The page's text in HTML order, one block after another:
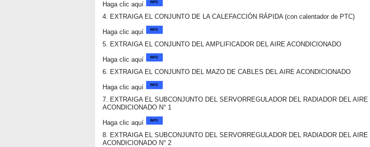
Haga clic aquí
4. EXTRAIGA EL CONJUNTO DE LA CALEFACCIÓN RÁPIDA (con calentador de PTC)
Haga clic aquí
5. EXTRAIGA EL CONJUNTO DEL AMPLIFICADOR DEL AIRE ACONDICIONADO
Haga clic aquí
6. EXTRAIGA EL CONJUNTO DEL MAZO DE CABLES DEL AIRE ACONDICIONADO
Haga clic aquí
7. EXTRAIGA EL SUBCONJUNTO DEL SERVORREGULADOR DEL RADIADOR DEL AIRE
ACONDICIONADO N° 1
Haga clic aquí
8. EXTRAIGA EL SUBCONJUNTO DEL SERVORREGULADOR DEL RADIADOR DEL AIRE
ACONDICIONADO N° 2